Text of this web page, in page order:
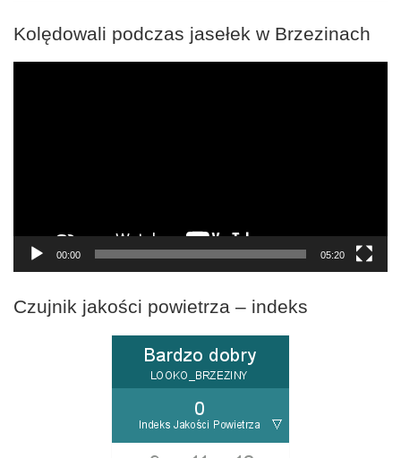
Kolędowali podczas jasełek w Brzezinach
00:00 05:20
Czujnik jakości powietrza – indeks